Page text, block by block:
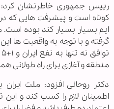
رییس جمهوری خاطرنشان کرد:
کوتاه است و پیشرفت هایی که
ایم بسیار بسیار کند بوده
گرفته و با توجه به واقعیت ها
منطقه و آغازی برای راه طولانی
دکتر روحانی افزود: ملت
اطمینان لازم را کسب کند و این